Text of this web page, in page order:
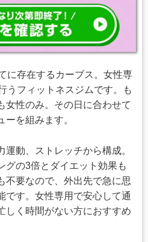
に存在するカーブス。女性専
うフィットネスジムです。も
女性のみ。その日に合わせて
を組みます。
動、ストレッチから構成。
グの3倍とダイエット効果も
不要なので、外出先で急に思
です。女性専用で安心して通
しく時間がない方におすすめ